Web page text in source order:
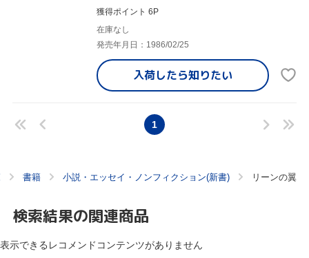
獲得ポイント 6P
在庫なし
発売年月日：1986/02/25
入荷したら知りたい
1
書籍 小説・エッセイ・ノンフィクション(新書) リーンの翼
検索結果の関連商品
表示できるレコメンドコンテンツがありません